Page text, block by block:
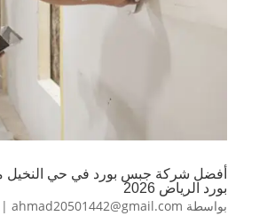
أفضل شركة جبس بورد في حي
بورد الرياض 2026
بواسطة ahmad20501442@gmail.com
|